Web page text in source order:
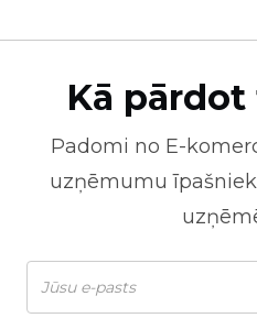
Kā
Padomi no E-
uzņēmumu